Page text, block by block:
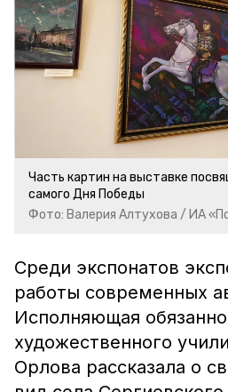
Часть картин на выставке
самого Дня Победы
Фото: Валерия Алтухова / ИА
Среди экспонатов
работы современных
Исполняющая
художественного
Орлова рассказала о